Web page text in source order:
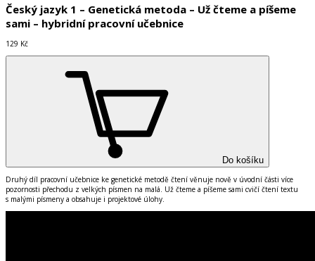
Český jazyk 1 – Genetická metoda – Už čteme a píšeme
sami – hybridní pracovní učebnice
129 Kč
Do košíku
Druhý díl pracovní učebnice ke genetické metodě čtení věnuje nově v úvodní části více
pozornosti přechodu z velkých písmen na malá. Už čteme a píšeme sami cvičí čtení textu
s malými písmeny a obsahuje i projektové úlohy.